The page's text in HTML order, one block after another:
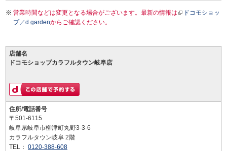
営業時間などは変更となる場合がございます。最新の情報は
ドコモショッ
プ／d gardenからご確認ください。
店舗名
ドコモショップカラフルタウン岐阜店
住所/電話番号
〒501-6115
岐阜県岐阜市柳津町丸野3-3-6
カラフルタウン岐阜 2階
TEL： 0120-388-608